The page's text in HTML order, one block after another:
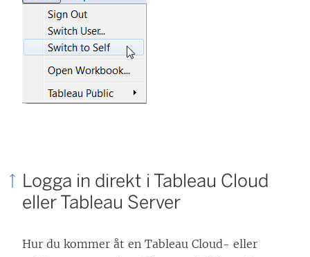
Logga in direkt i Tableau Cloud
ellerTableau Server
Hur du kommer åt en Tableau Cloud- eller